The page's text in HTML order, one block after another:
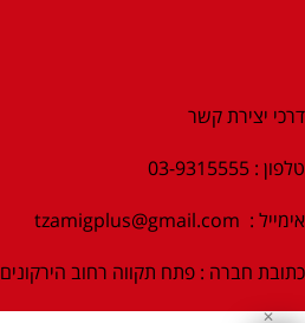
דרכי יצירת קשר
טלפון : 03-9315555
אימייל : tzamigplus@gmail.com
כתובת חברה : פתח תקווה רחוב הירקונים 25
✕